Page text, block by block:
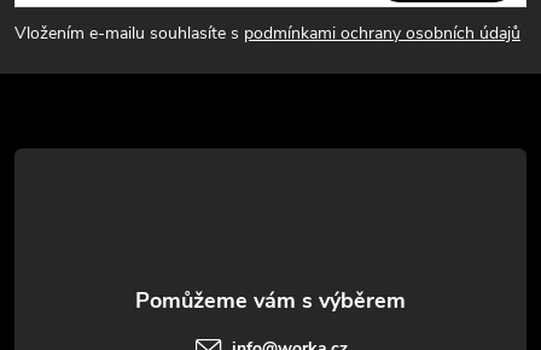
í
p
p
a
t
Vložením e-mailu souhlasíte s podmínkami ochrany osobních údajů